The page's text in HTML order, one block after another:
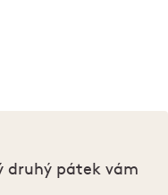
druhý pátek vám